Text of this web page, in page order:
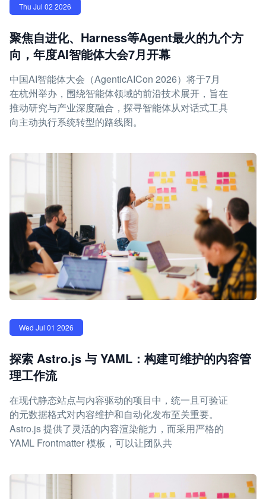
Thu Jul 02 2026
聚焦自进化、Harness等Agent最火的九个方
向，年度AI智能体大会7月开幕
中国AI智能体大会（AgenticAICon 2026）将于7月
在杭州举办，围绕智能体领域的前沿技术展开，旨在
推动研究与产业深度融合，探寻智能体从对话式工具
向主动执行系统转型的路线图。
Wed Jul 01 2026
探索 Astro.js 与 YAML：构建可维护的内容管
理工作流
在现代静态站点与内容驱动的项目中，统一且可验证
的元数据格式对内容维护和自动化发布至关重要。
Astro.js 提供了灵活的内容渲染能力，而采用严格的
YAML Frontmatter 模板，可以让团队共